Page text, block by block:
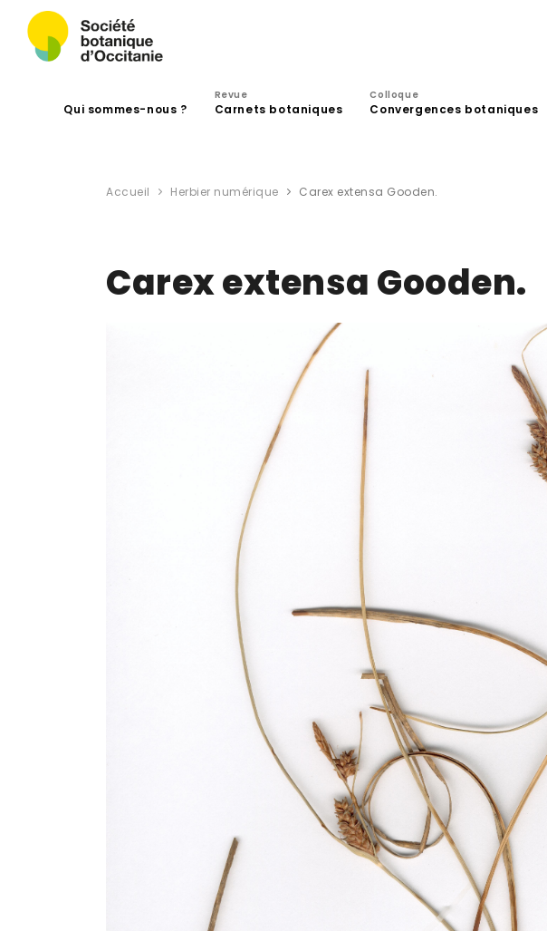
Qui sommes-nous ?
Revue
Carnets botaniques
Colloque
Convergences botaniques
Accueil Herbier numérique Carex extensa Gooden.
Carex extensa Gooden.